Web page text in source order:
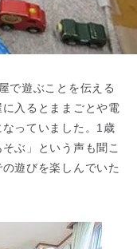
で遊ぶことを伝える
入るとままごとや電
っていました。1歳
ぶ」という声も聞こ
遊びを楽しんでいた